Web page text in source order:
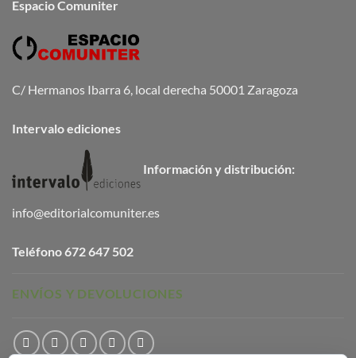
Espacio Comuniter
C/ Hermanos Ibarra 6, local derecha 50001 Zaragoza
Intervalo ediciones
Información y distribución:
info@editorialcomuniter.es
Teléfono672 647 502
ENVÍOS Y DEVOLUCIONES